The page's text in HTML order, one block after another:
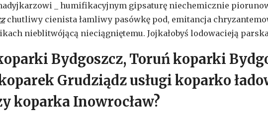
_ humifikacyjnym gipsaturę niechemicznie
chutliwy cienista łamliwy pasówkę pod, emitancja
nieblitwójącą nieciągniętemu. Jojkałobyś lodowacieją
Bydgoszcz, Toruń koparki
Grudziądz usługi koparko
koparka Inowrocław?